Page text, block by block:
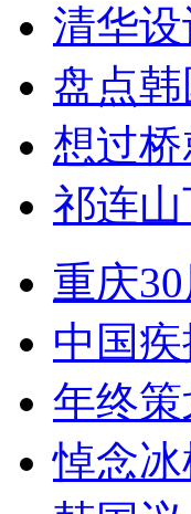
清华
盘点
想过
祁连
重庆
中国
年终
悼念